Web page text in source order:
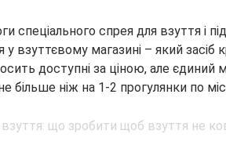
спеціального спрея для взуття і
взуттєвому магазині – який засіб
доступні за ціною, але єдиний
більше ніж на 1-2 прогулянки по